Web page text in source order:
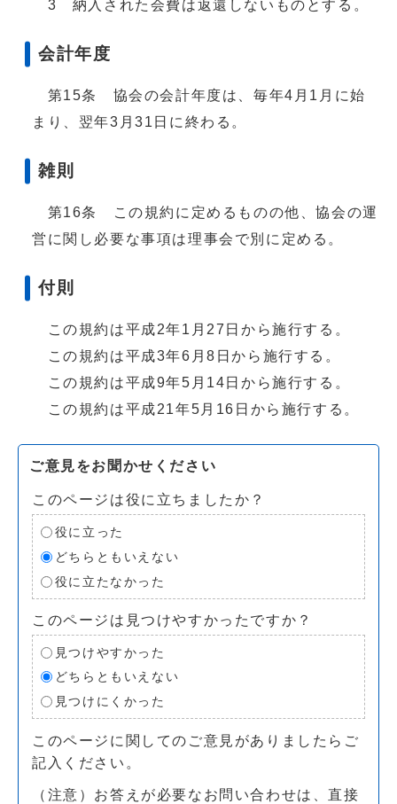
3 納入された会費は返還しないものとする。
会計年度
第15条 協会の会計年度は、毎年4月1月に始
まり、翌年3月31日に終わる。
雑則
第16条 この規約に定めるものの他、協会の運
営に関し必要な事項は理事会で別に定める。
付則
この規約は平成2年1月27日から施行する。
この規約は平成3年6月8日から施行する。
この規約は平成9年5月14日から施行する。
この規約は平成21年5月16日から施行する。
ご意見をお聞かせください
このページは役に立ちましたか？
役に立った
どちらともいえない
役に立たなかった
このページは見つけやすかったですか？
見つけやすかった
どちらともいえない
見つけにくかった
このページに関してのご意見がありましたらご
記入ください。
（注意）お答えが必要なお問い合わせは、直接